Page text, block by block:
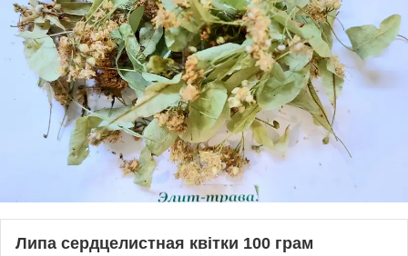
Липа сердцелистная квітки 100 грам